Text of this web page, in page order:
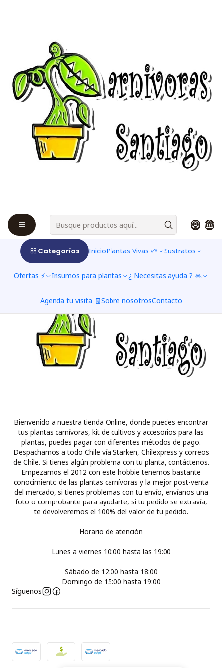
Categorías InicioPlantas Vivas 🌱 Sustratos
Ofertas ⚡ Insumos para plantas ¿ Necesitas ayuda ? 🙏
Agenda tu visita 🧾Sobre nosotrosContacto
Venus cultivares 🌱
Filter
Produkt nicht vorrätig
Dionaea Muscipula - B52
$17.850 CLP
Siehe Einzelheiten
Bienvenido a nuestra tienda Online, donde puedes encontrar
tus plantas carnívoras, kit de cultivos y accesorios para las
plantas, puedes pagar con diferentes métodos de pago.
Despachamos a todo Chile vía Starken, Chilexpress y correos
de Chile. Si tienes algún problema con tu planta, contáctenos.
Empezamos el 2012 con este hobbie tenemos bastante
conocimiento de las plantas carnívoras y la mejor post-venta
del mercado, si tienes problemas con tu envío, envíanos una
foto o comprobante para ayudarte, si tu pedido se extravía,
te devolveremos el 100% del valor de tu pedido.
Horario de atención
Lunes a viernes 10:00 hasta las 19:00
Sábado de 12:00 hasta 18:00
Domingo de 15:00 hasta 19:00
Síguenos